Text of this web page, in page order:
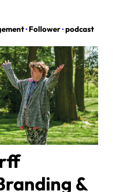
· Follower·podcast
&